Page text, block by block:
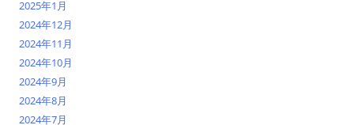
2025年1月
2024年12月
2024年11月
2024年10月
2024年9月
2024年8月
2024年7月